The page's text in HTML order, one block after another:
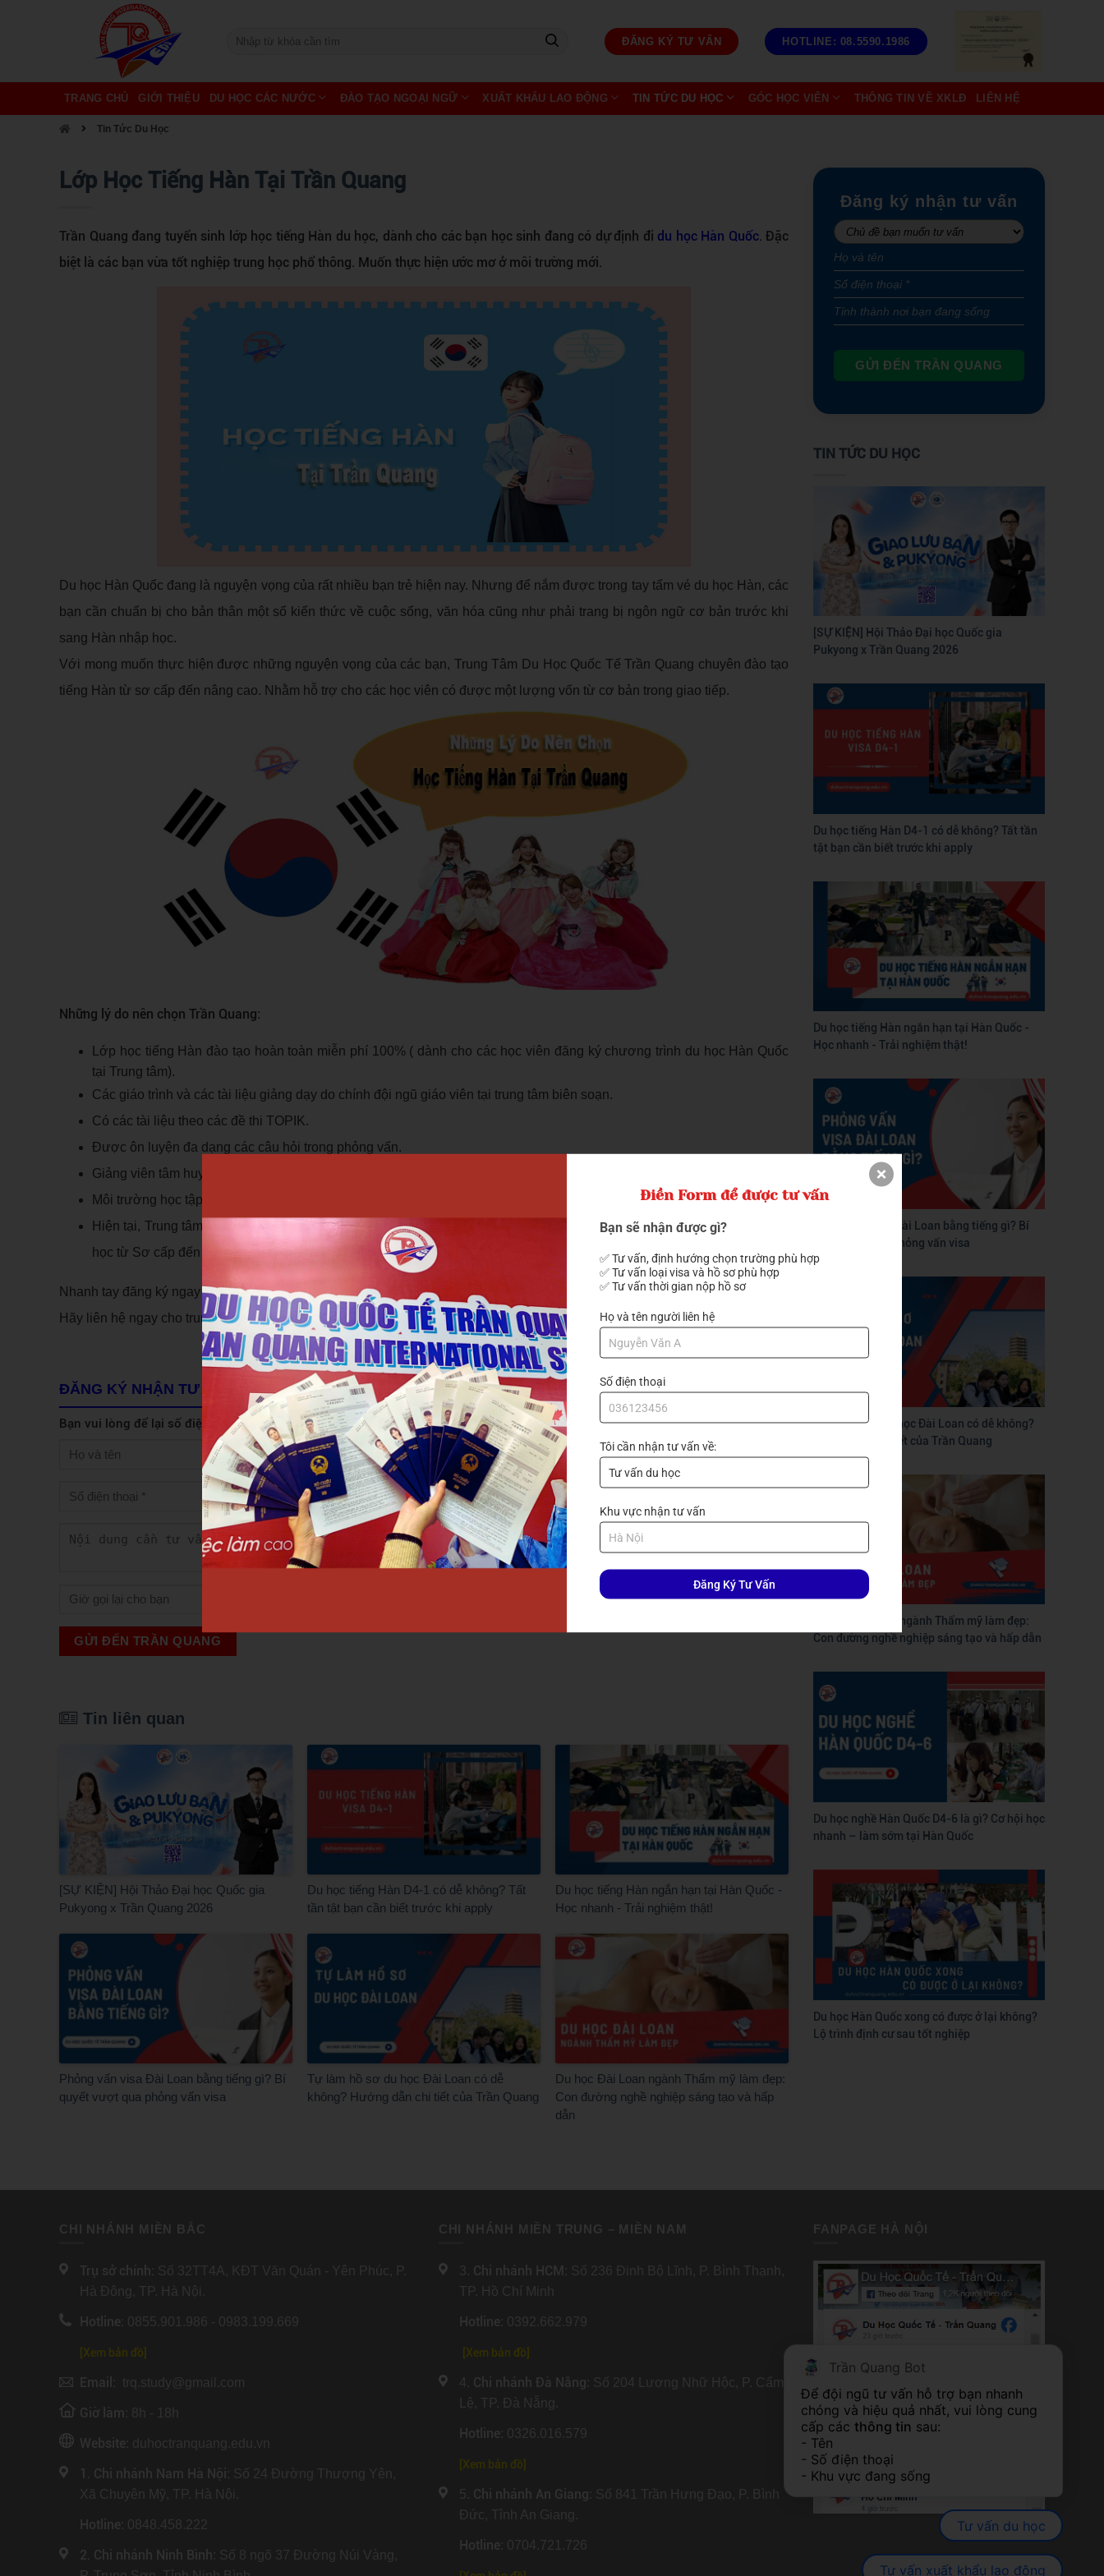
ĐĂNG KÝ TƯ VẤN HOTLINE: 08.5590.1986
TRANG CHỦ GIỚI THIỆU DU HỌC CÁC NƯỚC ĐÀO TẠO NGOẠI NGỮ XUẤT KHẨU LAO ĐỘNG TIN TỨC DU HỌC GÓC HỌC VIÊN THÔNG TIN VỀ XKLĐ LIÊN HỆ
Tin Tức Du Học
Lớp Học Tiếng Hàn Tại Trần Quang
Trần Quang đang tuyển sinh lớp học tiếng Hàn du học, dành cho các bạn học sinh đang có dự định đi du học Hàn Quốc. Đặc
biệt là các bạn vừa tốt nghiệp trung học phổ thông. Muốn thực hiện ước mơ ở môi trường mới.
Du học Hàn Quốc đang là nguyện vọng của rất nhiều bạn trẻ hiện nay. Nhưng để nắm được trong tay tấm vé du học Hàn, các
bạn cần chuẩn bị cho bản thân một số kiến thức về cuộc sống, văn hóa cũng như phải trang bị ngôn ngữ cơ bản trước khi
sang Hàn nhập học.
Với mong muốn thực hiện được những nguyện vọng của các bạn, Trung Tâm Du Học Quốc Tế Trần Quang chuyên đào tạo
tiếng Hàn từ sơ cấp đến nâng cao. Nhằm hỗ trợ cho các học viên có được một lượng vốn từ cơ bản trong giao tiếp.
Những lý do nên chọn Trần Quang:
Lớp học tiếng Hàn đào tạo hoàn toàn miễn phí 100% ( dành cho các học viên đăng ký chương trình du học Hàn Quốc
tại Trung tâm).
Các giáo trình và các tài liệu giảng dạy do chính đội ngũ giáo viên tại trung tâm biên soạn.
Có các tài liệu theo các đề thi TOPIK.
Được ôn luyện đa dạng các câu hỏi trong phỏng vấn.
Giảng viên tâm huyết, nhiệt tình, trách nhiệm.
Môi trường học tập năng động, mới mẻ dễ dàng tiếp nhận kiến thức.
Hiện tại, Trung tâm du học quốc tế Trần Quang đang triển khai các lớp học online và offline trên toàn quốc với các khóa
học từ Sơ cấp đến Trung cấp với các mức ưu đãi vô cùng hấp dẫn.
Nhanh tay đăng ký ngay trước ngày22/12sẽ được giảm ngay20% - 25% học phí
Hãy liên hệ ngay cho trung tâm du học quốc tế Trần Quang để được hỗ trợ tư vấn chi tiết nhất nhé!
ĐĂNG KÝ NHẬN TƯ VẤN
Bạn vui lòng để lại số điện thoại, chúng tôi sẽ liên hệ với bạn ngay
GỬI ĐẾN TRẦN QUANG
Tin liên quan
[SỰ KIỆN] Hội Thảo Đại học Quốc gia
Pukyong x Trần Quang 2026
Du học tiếng Hàn D4-1 có dễ không? Tất
tần tật bạn cần biết trước khi apply
Du học tiếng Hàn ngắn hạn tại Hàn Quốc -
Học nhanh - Trải nghiệm thật!
Phỏng vấn visa Đài Loan bằng tiếng gì? Bí
quyết vượt qua phỏng vấn visa
Tự làm hồ sơ du học Đài Loan có dễ
không? Hướng dẫn chi tiết của Trần Quang
Du học Đài Loan ngành Thẩm mỹ làm đẹp:
Con đường nghề nghiệp sáng tạo và hấp
dẫn
Đăng ký nhận tư vấn
GỬI ĐẾN TRẦN QUANG
TIN TỨC DU HỌC
[SỰ KIỆN] Hội Thảo Đại học Quốc gia
Pukyong x Trần Quang 2026
Du học tiếng Hàn D4-1 có dễ không? Tất tần
tật bạn cần biết trước khi apply
Du học tiếng Hàn ngắn hạn tại Hàn Quốc -
Học nhanh - Trải nghiệm thật!
Phỏng vấn visa Đài Loan bằng tiếng gì? Bí
quyết vượt qua phỏng vấn visa
Tự làm hồ sơ du học Đài Loan có dễ không?
Hướng dẫn chi tiết của Trần Quang
Du học Đài Loan ngành Thẩm mỹ làm đẹp:
Con đường nghề nghiệp sáng tạo và hấp dẫn
Du học nghề Hàn Quốc D4-6 là gì? Cơ hội học
nhanh – làm sớm tại Hàn Quốc
Du học Hàn Quốc xong có được ở lại không?
Lộ trình định cư sau tốt nghiệp
CHI NHÁNH MIỀN BẮC
Trụ sở chính: Số 32TT4A, KĐT Văn Quán - Yên Phúc, P.
Hà Đông, TP. Hà Nội.
Hotline: 0855.901.986 - 0983.199.669
[Xem bản đồ]
Email: trq.study@gmail.com
Giờ làm: 8h - 18h
Website: duhoctranquang.edu.vn
1. Chi nhánh Nam Hà Nội: Số 24 Đường Thượng Yên,
Xã Chuyên Mỹ, TP. Hà Nội.
Hotline: 0848.458.222
2. Chi nhánh Ninh Bình: Số 8 ngõ 37 Đường Núi Vàng,
CHI NHÁNH MIỀN TRUNG – MIỀN NAM
3. Chi nhánh HCM : Số 236 Đinh Bộ Lĩnh, P. Bình Thạnh,
TP. Hồ Chí Minh
Hotline: 0392.662.979
[Xem bản đồ]
4. Chi nhánh Đà Nẵng: Số 204 Lương Nhữ Hộc, P. Cẩm
Lệ, TP. Đà Nẵng.
Hotline: 0326.016.579
Xem bản đồ
5. Chi nhánh An Giang: Số 841 Trần Hưng Đạo, P. Bình
Đức, Tỉnh An Giang.
Hotline: 0704.721.726
FANPAGE HÀ NỘI
FANPAGE TP HỒ CHÍ MINH
Điền Form để được tư vấn
Bạn sẽ nhận được gì?
✅ Tư vấn, định hướng chọn trường phù hợp
✅ Tư vấn loại visa và hồ sơ phù hợp
✅ Tư vấn thời gian nộp hồ sơ
Họ và tên người liên hệ
Số điện thoại
Tôi cần nhận tư vấn về:
Khu vực nhận tư vấn
Đăng Ký Tư Vấn
Trần Quang Bot
Để đội ngũ tư vấn hỗ trợ bạn nhanh
chóng và hiệu quả nhất, vui lòng cung
cấp các thông tin sau:
- Tên
- Số điện thoại
- Khu vực đang sống
Tư vấn du học
Tư vấn xuất khẩu lao động